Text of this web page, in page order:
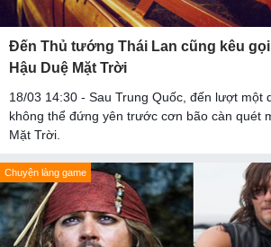
Đến Thủ tướng Thái Lan cũng kêu
Hậu Duệ Mặt Trời
18/03 14:30 - Sau Trung Quốc, đến lượt một
không thể đứng yên trước cơn bão càn quét
Mặt Trời.
Chuyện làng game